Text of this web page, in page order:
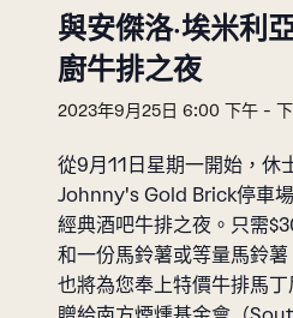
與安傑洛·埃米利
廚牛排之夜
2023年9月25日 6:00 下午 -
從9月11日星期一開始，休
Johnny's Gold Brick停車
經典酒吧牛排之夜。只需
和一份馬鈴薯或等量馬鈴
也將為您奉上特價牛排馬